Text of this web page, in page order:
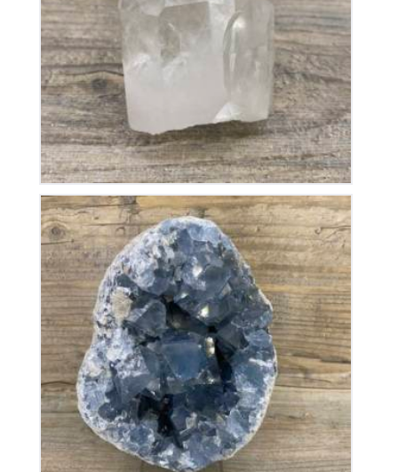
Cristal de Roche
50
Géode de Célestine
200€